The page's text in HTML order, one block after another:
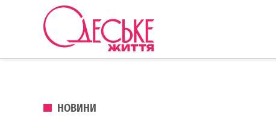
Перейти до вмісту
ОПУБЛІКОВАНО В
НОВИНИ